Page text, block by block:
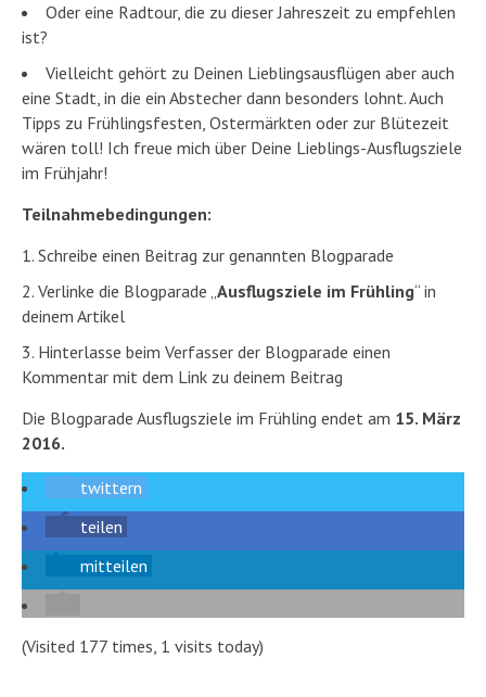
Oder eine Radtour, die zu dieser Jahreszeit zu empfehlen
ist?
Vielleicht gehört zu Deinen Lieblingsausflügen aber auch
eine Stadt, in die ein Abstecher dann besonders lohnt. Auch
Tipps zu Frühlingsfesten, Ostermärkten oder zur Blütezeit
wären toll! Ich freue mich über Deine Lieblings-Ausflugsziele
im Frühjahr!
Teilnahmebedingungen:
Schreibe einen Beitrag zur genannten Blogparade
Verlinke die Blogparade „Ausflugsziele im Frühling“ in
deinem Artikel
Hinterlasse beim Verfasser der Blogparade einen
Kommentar mit dem Link zu deinem Beitrag
Die Blogparade Ausflugsziele im Frühling endet am 15. März
2016.
twittern
teilen
mitteilen
(Visited 177 times, 1 visits today)